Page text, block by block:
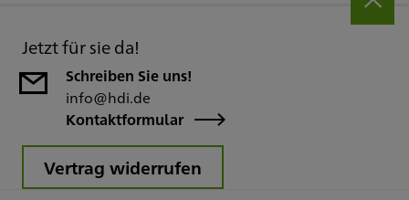
Jetzt für sie da!
Schreiben Sie uns!
info@hdi.de
Kontaktformular
Vertrag widerrufen